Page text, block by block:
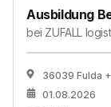
Ausbildung
bei ZUFALL
36039 Fulda
01.08.2026